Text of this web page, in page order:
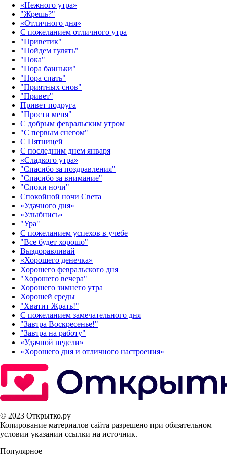
«Нежного утра»‎
"Жрешь?"
«Отличного дня»‎
С пожеланием отличного утра
"Приветик"
"Пойдем гулять"
"Пока"
"Пора баиньки"
"Пора спать"
"Приятных снов"
"Привет"
Привет подруга
"Прости меня"
С добрым февральским утром
"С первым снегом"
С Пятницей
С последним днем января
«Сладкого утра»‎
"Спасибо за поздравления"
"Спасибо за внимание"
"Споки ночи"
Спокойной ночи Света
«Удачного дня»‎
«Улыбнись»‎
"Ура"
С пожеланием успехов в учебе
"Все будет хорошо"
Выздоравливай
«‎Хорошего денечка»‎
Хорошего февральского дня
"Хорошего вечера"
Хорошего зимнего утра
Хорошей среды
"Хватит Жрать!"
С пожеланием замечательного дня
"Завтра Воскресенье!"
"Завтра на работу"
«Удачной недели»‎
«Хорошего дня и отличного настроения»‎
© 2023 Открытко.ру
Копирование материалов сайта разрешено при обязательном
условии указании ссылки на источник.
Популярное